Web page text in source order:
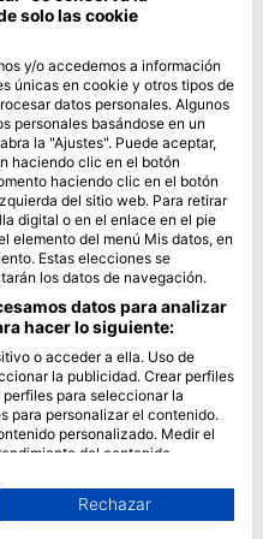
solo las cookie
y/o accedemos a información
únicas en cookie y otros tipos de
datos personales. Algunos
personales basándose en un
la "Ajustes". Puede aceptar,
haciendo clic en el botón
haciendo clic en el botón
del sitio web. Para retirar
digital o en el enlace en el pie
elemento del menú Mis datos, en
Estas elecciones se
los datos de navegación.
datos para analizar
hacer lo siguiente:
o acceder a ella. Uso de
la publicidad. Crear perfiles
para seleccionar la
para personalizar el contenido.
personalizado. Medir el
del contenido.
fuentes. Desarrollo y
con el objetivo de
Rechazar